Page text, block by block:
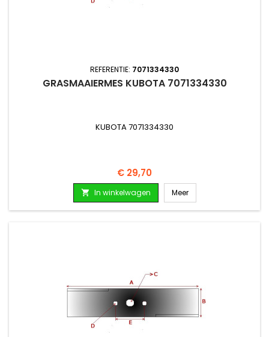
REFERENTIE: 7071334330
GRASMAAIERMES KUBOTA 7071334330
KUBOTA 7071334330
Prijs
€ 29,70
 In winkelwagen Meer